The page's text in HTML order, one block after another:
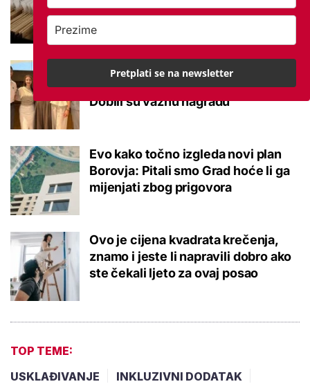
potvrđeno
Studenti otkrili kako se obraćati
mladima kad je u pitanju alkohol:
Dobili su važnu nagradu
Evo kako točno izgleda novi plan
Borovja: Pitali smo Grad hoće li ga
mijenjati zbog prigovora
Ovo je cijena kvadrata krečenja,
znamo i jeste li napravili dobro ako
ste čekali ljeto za ovaj posao
TOP TEME:
USKLAĐIVANJE
INKLUZIVNI DODATAK
Pretplati se na newsletter